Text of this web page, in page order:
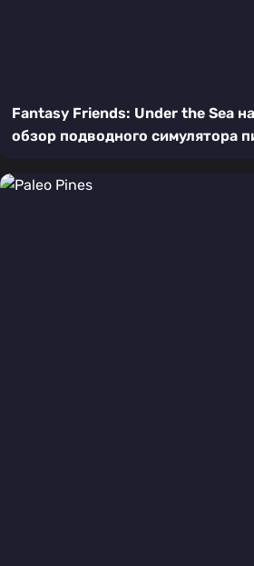
Fantasy Friends: Under the Sea
обзор подводного симулятора